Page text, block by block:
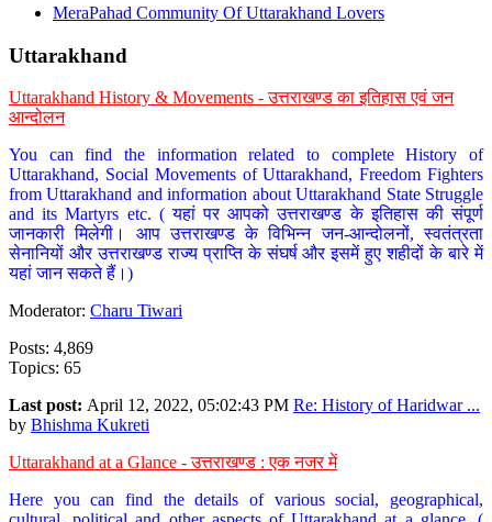
MeraPahad Community Of Uttarakhand Lovers
Uttarakhand
Uttarakhand History & Movements - उत्तराखण्ड का इतिहास एवं जन
आन्दोलन
You can find the information related to complete History of
Uttarakhand, Social Movements of Uttarakhand, Freedom Fighters
from Uttarakhand and information about Uttarakhand State Struggle
and its Martyrs etc. ( यहां पर आपको उत्तराखण्ड के इतिहास की संपूर्ण
जानकारी मिलेगी। आप उत्तराखण्ड के विभिन्न जन-आन्दोलनों, स्वतंत्रता
सेनानियों और उत्तराखण्ड राज्य प्राप्ति के संघर्ष और इसमें हुए शहीदों के बारे में
यहां जान सकते हैं।)
Moderator: Charu Tiwari
Posts: 4,869
Topics: 65
Last post: April 12, 2022, 05:02:43 PM Re: History of Haridwar ...
by Bhishma Kukreti
Uttarakhand at a Glance - उत्तराखण्ड : एक नजर में
Here you can find the details of various social, geographical,